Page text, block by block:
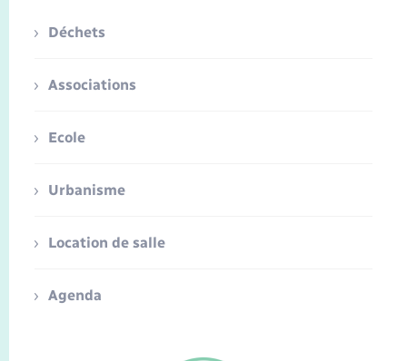
Déchets
Associations
Ecole
Urbanisme
Location de salle
Agenda